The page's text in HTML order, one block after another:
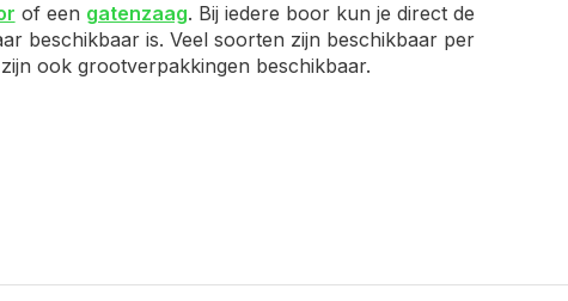
of een gatenzaag. Bij iedere boor kun je direct de
beschikbaar is. Veel soorten zijn beschikbaar per
ook grootverpakkingen beschikbaar.